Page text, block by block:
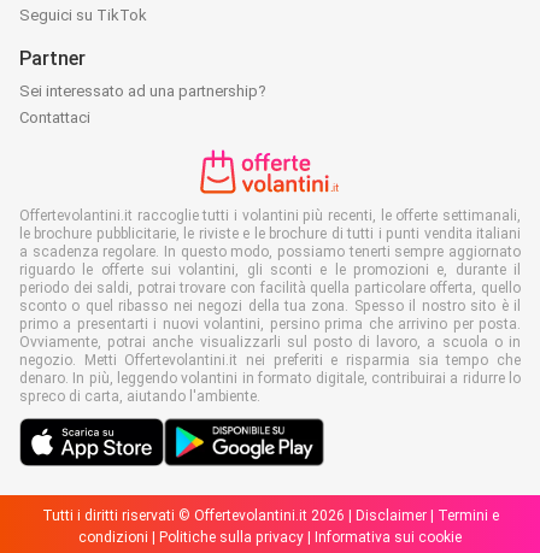
Seguici su TikTok
Partner
Sei interessato ad una partnership?
Contattaci
Offertevolantini.it raccoglie tutti i volantini più recenti, le offerte settimanali,
le brochure pubblicitarie, le riviste e le brochure di tutti i punti vendita italiani
a scadenza regolare. In questo modo, possiamo tenerti sempre aggiornato
riguardo le offerte sui volantini, gli sconti e le promozioni e, durante il
periodo dei saldi, potrai trovare con facilità quella particolare offerta, quello
sconto o quel ribasso nei negozi della tua zona. Spesso il nostro sito è il
primo a presentarti i nuovi volantini, persino prima che arrivino per posta.
Ovviamente, potrai anche visualizzarli sul posto di lavoro, a scuola o in
negozio. Metti Offertevolantini.it nei preferiti e risparmia sia tempo che
denaro. In più, leggendo volantini in formato digitale, contribuirai a ridurre lo
spreco di carta, aiutando l'ambiente.
Tutti i diritti riservati © Offertevolantini.it 2026 | Disclaimer| Termini e
condizioni | Politiche sulla privacy | Informativa sui cookie